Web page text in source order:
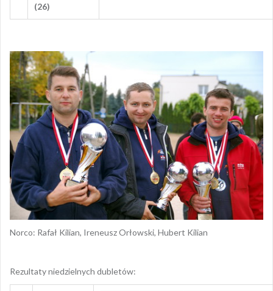
(26)
Norco: Rafał Kilian, Ireneusz Orłowski, Hubert Kilian
Rezultaty niedzielnych dubletów: